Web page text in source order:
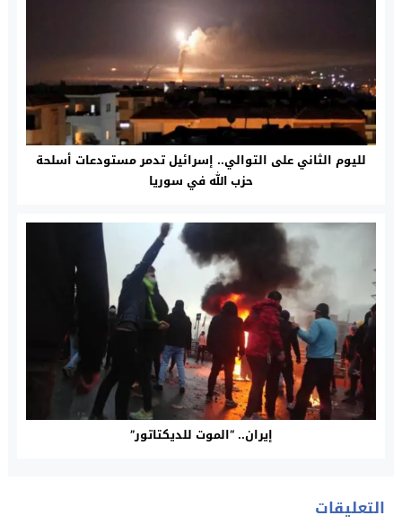
لليوم الثاني على التوالي.. إسرائيل تدمر مستودعات أسلحة
حزب الله في سوريا
إيران.. “الموت للديكتاتور”
التعليقات